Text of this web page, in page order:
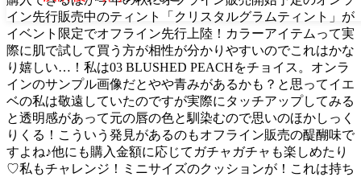
イン先行販売中のティント「クリスタルグラムティント」が
イベント限定でオフライン先行上陸！カラーアイテムって実
際に肌で試して買う方が相性が分かりやすいのでこれはかな
り嬉しい…！私は03 BLUSHED PEACHをチョイス。オンラ
インのサンプル画像だとやや青みがあるかも？と思ってイエ
ベの私は敬遠していたのですが実際にタッチアップしてみる
と透明感があって元の唇の色と馴染むので思いのほかしっく
りくる！こういう発見があるのもオフライン販売の醍醐味で
すよね♪他にも購入金額に応じてガチャガチャも楽しめたり
♡私もチャレンジ！ミニサイズのクッションが！これは持ち